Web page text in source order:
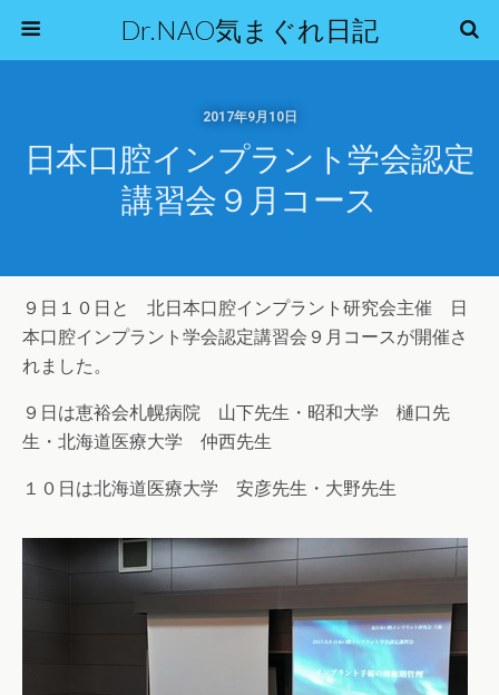
Dr.NAO気まぐれ日記
2017年9月10日
日本口腔インプラント学会認定
講習会９月コース
９日１０日と 北日本口腔インプラント研究会主催 日
本口腔インプラント学会認定講習会９月コースが開催さ
れました。
９日は恵裕会札幌病院 山下先生・昭和大学 樋口先
生・北海道医療大学 仲西先生
１０日は北海道医療大学 安彦先生・大野先生